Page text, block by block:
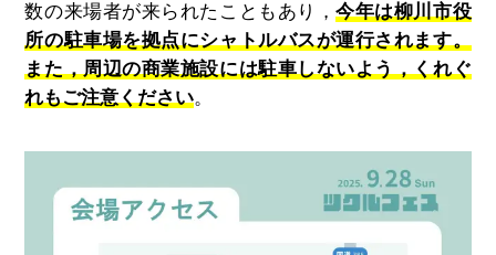
数の来場者が来られたこともあり，今年は柳川市役
所の駐車場を拠点にシャトルバスが運行されます。
また，周辺の商業施設には駐車しないよう，くれぐ
れもご注意ください。